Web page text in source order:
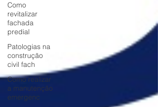
Como
revitalizar
fachada
predial
Patologias na
construção
civil fach
Como realizar
a manutenção
emergenc